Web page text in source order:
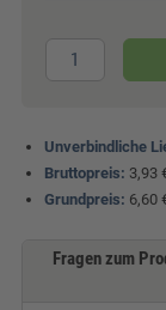
Unverbindliche
Bruttopreis: 3,93
Grundpreis: 6,60
Fragen zum